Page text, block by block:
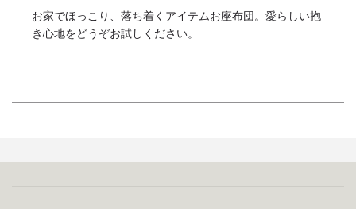
お家でほっこり、落ち着くアイテムお座布団。愛らしい抱
き心地をどうぞお試しください。